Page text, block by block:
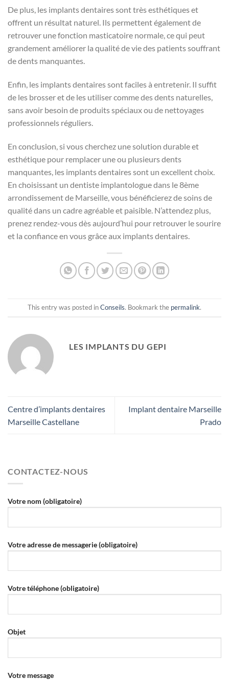
De plus, les implants dentaires sont très esthétiques et
offrent un résultat naturel. Ils permettent également de
retrouver une fonction masticatoire normale, ce qui peut
grandement améliorer la qualité de vie des patients souffrant
de dents manquantes.
Enfin, les implants dentaires sont faciles à entretenir. Il suffit
de les brosser et de les utiliser comme des dents naturelles,
sans avoir besoin de produits spéciaux ou de nettoyages
professionnels réguliers.
En conclusion, si vous cherchez une solution durable et
esthétique pour remplacer une ou plusieurs dents
manquantes, les implants dentaires sont un excellent choix.
En choisissant un dentiste implantologue dans le 8ème
arrondissement de Marseille, vous bénéficierez de soins de
qualité dans un cadre agréable et paisible. N’attendez plus,
prenez rendez-vous dès aujourd’hui pour retrouver le sourire
et la confiance en vous grâce aux implants dentaires.
This entry was posted inConseils. Bookmark the permalink.
LES IMPLANTS DU GEPI
Centre d’implants dentaires
Marseille Castellane
Implant dentaire Marseille
Prado
CONTACTEZ-NOUS
Votre nom (obligatoire)
Votre adresse de messagerie (obligatoire)
Votre téléphone (obligatoire)
Objet
Votre message